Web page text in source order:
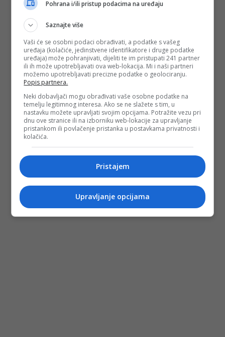
Pohrana i/ili pristup podacima na uređaju
Saznajte više
Vaši će se osobni podaci obrađivati, a podatke s vašeg
uređaja (kolačiće, jedinstvene identifikatore i druge podatke
uređaja) može pohranjivati, dijeliti te im pristupati 241 partner
ili ih može upotrebljavati ova web-lokacija. Mi i naši partneri
možemo upotrebljavati precizne podatke o geolociranju.
Popis partnera.
Neki dobavljači mogu obrađivati vaše osobne podatke na
temelju legitimnog interesa. Ako se ne slažete s tim, u
nastavku možete upravljati svojim opcijama. Potražite vezu pri
dnu ove stranice ili na izborniku web-lokacije za upravljanje
pristankom ili povlačenje pristanka u postavkama privatnosti i
kolačića.
Pristajem
Upravljanje opcijama